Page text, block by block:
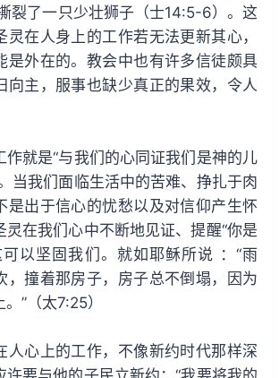
裂了一只少壮狮子（士14:5-6）。这
灵在人身上的工作若无法更新其心，
是外在的。教会中也有许多信徒颇具
向主，服事也缺少真正的果效，令人
作就是“与我们的心同证我们是神的儿
当我们面临生活中的苦难、挣扎于肉
是出于信心的忧愁以及对信仰产生怀
灵在我们心中不断地见证、提醒“你是
以坚固我们。就如耶稣所说 ：“雨
，撞着那房子，房子总不倒塌，因为
”（太7:25）
人心上的工作，不像新约时代那样深